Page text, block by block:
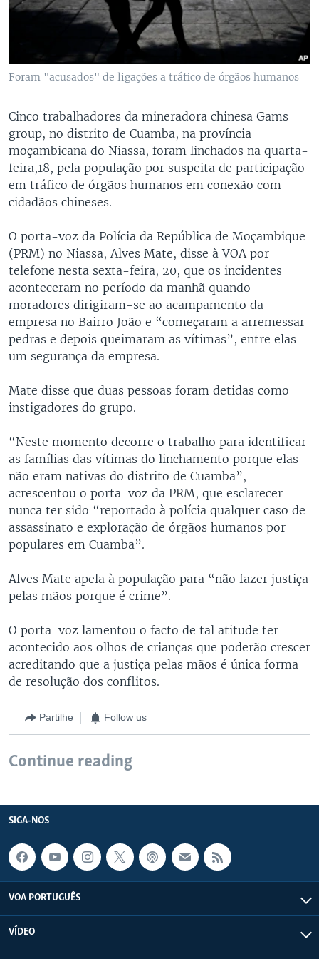
Foram "acusados" de ligações a tráfico de órgãos humanos
Cinco trabalhadores da mineradora chinesa Gams
group, no distrito de Cuamba, na província
moçambicana do Niassa, foram linchados na quarta-
feira,18, pela população por suspeita de participação
em tráfico de órgãos humanos em conexão com
cidadãos chineses.
O porta-voz da Polícia da República de Moçambique
(PRM) no Niassa, Alves Mate, disse à VOA por
telefone nesta sexta-feira, 20, que os incidentes
aconteceram no período da manhã quando
moradores dirigiram-se ao acampamento da
empresa no Bairro João e “começaram a arremessar
pedras e depois queimaram as vítimas”, entre elas
um segurança da empresa.
Mate disse que duas pessoas foram detidas como
instigadores do grupo.
“Neste momento decorre o trabalho para identificar
as famílias das vítimas do linchamento porque elas
não eram nativas do distrito de Cuamba”,
acrescentou o porta-voz da PRM, que esclarecer
nunca ter sido “reportado à polícia qualquer caso de
assassinato e exploração de órgãos humanos por
populares em Cuamba”.
Alves Mate apela à população para “não fazer justiça
pelas mãos porque é crime”.
O porta-voz lamentou o facto de tal atitude ter
acontecido aos olhos de crianças que poderão crescer
acreditando que a justiça pelas mãos é única forma
de resolução dos conflitos.
Partilhe Follow us
Continue reading
SIGA-NOS
VOA PORTUGUÊS
VÍDEO